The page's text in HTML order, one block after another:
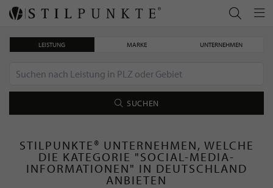
LEISTUNG MARKE UNTERNEHMEN
SUCHEN
STILPUNKTE® UNTERNEHMEN, WELCHE
DIE KATEGORIE "SOCIAL-MEDIA-
INFORMATIONEN" IN DEUTSCHLAND
ANBIETEN